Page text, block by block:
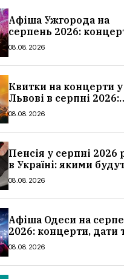
Афіша Ужгорода на
серпень 2026:
дати та ціни
08.08.2026
Квитки на концерти у
Львові в серпні 2026:
дати, ціни та локації
08.08.2026
Пенсія у серпні 2026
в Україні: якими
мінімальні та
суми
08.08.2026
Афіша Одеси на
2026: концерти, дати
ціни квитків
08.08.2026